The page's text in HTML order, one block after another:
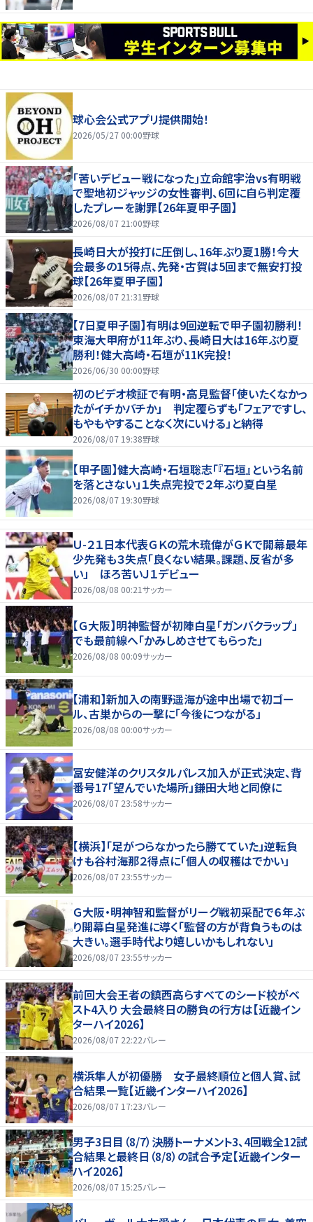
球心会公式アプリ提供開始！
2026/05/27 00:00野球
｢苦いデビュー戦になった｣立命館宇治vs有明戦
で聖地初ジャッジの女性審判、6回に自ら判定覆
したプレーを謝罪【26年夏甲子園】
2026/08/07 21:00野球
長崎日大が投打に圧倒し、16年ぶり夏1勝！今大
会最多の15得点、先発・古賀は5回まで無安打投
球【26年夏甲子園】
2026/08/07 21:31 野球
【7日夏甲子園】有明は9回逆転で甲子園初勝利！
東海大甲府が11年ぶり、長崎日大は16年ぶり夏
勝利！健大高崎・石垣が11K完投！
2026/06/30 00:00野球
初のビデオ検証で有明・高見監督「使いたくなかっ
たがイチかバチか」 判定覆らずも「フェアですし、
もやもやすることなく次にいける」と納得
2026/08/07 19:38野球
【甲子園】健大高崎・石垣聡志「『石垣』という名前
を落とさない」１失点完投で２年ぶり夏白星
2026/08/07 19:30野球
Ｕ-２１日本代表ＧＫの荒木琉偉がＧＫで開幕最年
少先発も３失点「良くない結果。課題、反省が多
い」 ほろ苦いＪ１デビュー
2026/08/08 00:21サッカー
【Ｇ大阪】明神監督が初陣白星「ガンバクラップ」
でも最前線へ「かみしめさせてもらった」
2026/08/08 00:09サッカー
【浦和】新加入の南野遥海が途中出場で初ゴー
ル、古巣からの一撃に「今後につながる」
2026/08/08 00:00サッカー
冨安健洋のクリスタルパレス加入が正式決定、背
番号17「望んでいた場所」鎌田大地と同僚に
2026/08/07 23:58サッカー
【横浜】「足がつらなかったら勝てていた」逆転負
けも谷村海那２得点に「個人の収穫はでかい」
2026/08/07 23:55サッカー
Ｇ大阪・明神智和監督がリーグ戦初采配で６年ぶ
り開幕白星発進に導く「監督の方が背負うものは
大きい。選手時代より嬉しいかもしれない」
2026/08/07 23:55サッカー
前回大会王者の鎮西高らすべてのシード校がベ
スト4入り 大会最終日の勝負の行方は【近畿イン
ターハイ2026】
2026/08/07 22:22バレー
横浜隼人が初優勝 女子最終順位と個人賞、試
合結果一覧【近畿インターハイ2026】
2026/08/07 17:23バレー
男子3日目（8/7）決勝トーナメント3、4回戦全12試
合結果と最終日（8/8）の試合予定【近畿インター
ハイ2026】
2026/08/07 15:25バレー